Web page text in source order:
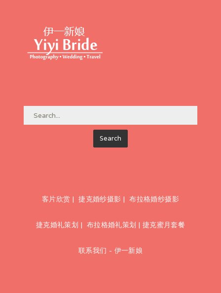
客片欣赏 |捷克婚纱摄影 | 布拉格婚纱摄影
捷克婚礼策划 | 布拉格婚礼策划 | 捷克蜜月套餐
联系我们 - 伊一新娘